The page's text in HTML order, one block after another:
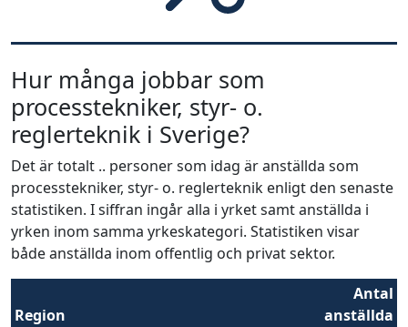
Hur många jobbar som
processtekniker, styr- o.
reglerteknik i Sverige?
Det är totalt .. personer som idag är anställda som
processtekniker, styr- o. reglerteknik enligt den senaste
statistiken. I siffran ingår alla i yrket samt anställda i
yrken inom samma yrkeskategori. Statistiken visar
både anställda inom offentlig och privat sektor.
Region
Antal
anställda